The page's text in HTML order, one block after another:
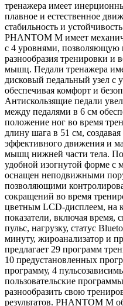
тренажера имеет
плавное и естественное
стабильность и
PHANTOM M имеет
с 4 уровнями, позволяющую
разнообразия тренировки и
мышц. Педали тренажера
дисковый педальный узел с
обеспечивая комфорт и
Антискользящие педали
между педалями в 6 см
положение ног во время
длину шага в 51 см,
эффективного движения и
мышц нижней части тела.
удобной изогнутой форме с
оснащен неподвижными
позволяющими
сокращений во время
цветным LCD-дисплеем, на
показатели, включая время,
пульс, нагрузку, статус
минуту, жироанализатор и
предлагает 29 программ
10 предустановленных
программу, 4
пользовательские
разнообразить свою
результатов. PHANTOM M